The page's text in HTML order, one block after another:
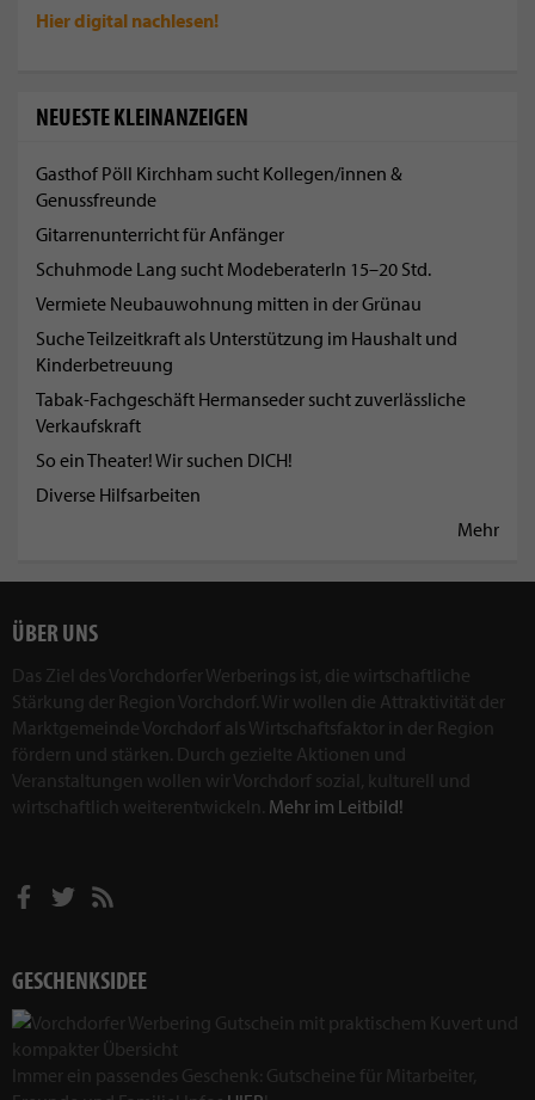
Hier digital nachlesen!
NEUESTE KLEINANZEIGEN
Gasthof Pöll Kirchham sucht Kollegen/innen &
Genussfreunde
Gitarrenunterricht für Anfänger
Schuhmode Lang sucht ModeberaterIn 15–20 Std.
Vermiete Neubauwohnung mitten in der Grünau
Suche Teilzeitkraft als Unterstützung im Haushalt und
Kinderbetreuung
Tabak-Fachgeschäft Hermanseder sucht zuverlässliche
Verkaufskraft
So ein Theater! Wir suchen DICH!
Diverse Hilfsarbeiten
Mehr
ÜBER UNS
Das Ziel des Vorchdorfer Werberings ist, die wirtschaftliche
Stärkung der Region Vorchdorf. Wir wollen die Attraktivität der
Marktgemeinde Vorchdorf als Wirtschaftsfaktor in der Region
fördern und stärken. Durch gezielte Aktionen und
Veranstaltungen wollen wir Vorchdorf sozial, kulturell und
wirtschaftlich weiterentwickeln. Mehr im Leitbild!
GESCHENKSIDEE
Immer ein passendes Geschenk: Gutscheine für Mitarbeiter,